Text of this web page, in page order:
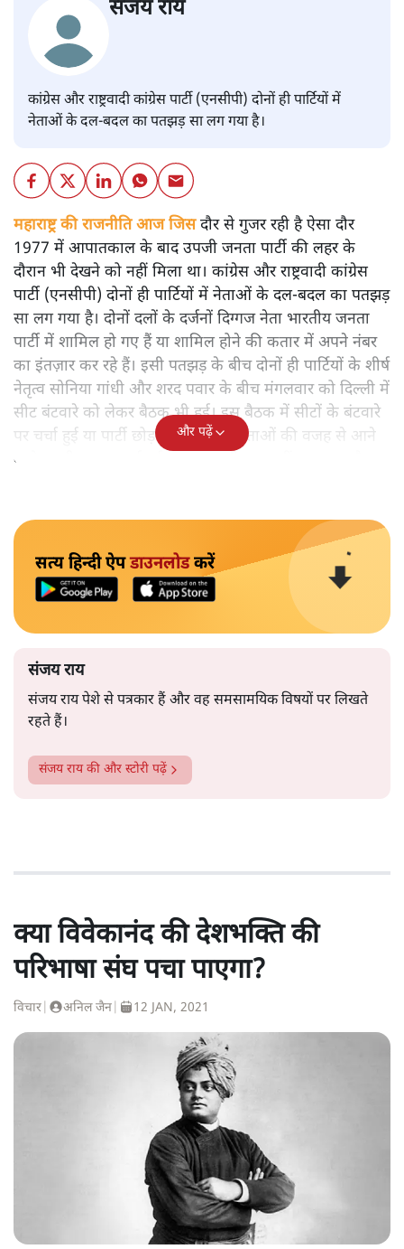
संजय राय
कांग्रेस और राष्ट्रवादी कांग्रेस पार्टी (एनसीपी) दोनों ही पार्टियों में
नेताओं के दल-बदल का पतझड़ सा लग गया है।
महाराष्ट्र की राजनीति आज जिसदौर से गुजर रही है ऐसा दौर
1977 में आपातकाल के बाद उपजी जनता पार्टी की लहर के
दौरान भी देखने को नहीं मिला था। कांग्रेस और राष्ट्रवादी कांग्रेस
पार्टी (एनसीपी) दोनों ही पार्टियों में नेताओं के दल-बदल का पतझड़
सा लग गया है। दोनों दलों के दर्जनों दिग्गज नेता भारतीय जनता
पार्टी में शामिल हो गए हैं या शामिल होने की कतार में अपने नंबर
का इंतज़ार कर रहे हैं। इसी पतझड़ के बीच दोनों ही पार्टियों के शीर्ष
नेतृत्व सोनिया गांधी और शरद पवार के बीच मंगलवार को दिल्ली में
सीट बंटवारे को लेकर बैठक भी हुई। इस बैठक में सीटों के बंटवारे
पर चर्चा हुई या पार्टी छोड़कर जाने वाले नेताओं की वजह से आने
वाले खालीपन पर चर्चा हुई, इसका अभी पता नहीं चल सका है।
और पढ़ें
सत्य हिन्दी ऐपडाउनलोडकरें
संजय राय
संजय राय पेशे से पत्रकार हैं और वह समसामयिक विषयों पर लिखते
रहते हैं।
संजय रायकी और स्टोरी पढ़ें
क्या विवेकानंद की देशभक्ति की
परिभाषा संघ पचा पाएगा?
विचार अनिल जैन 12 JAN, 2021